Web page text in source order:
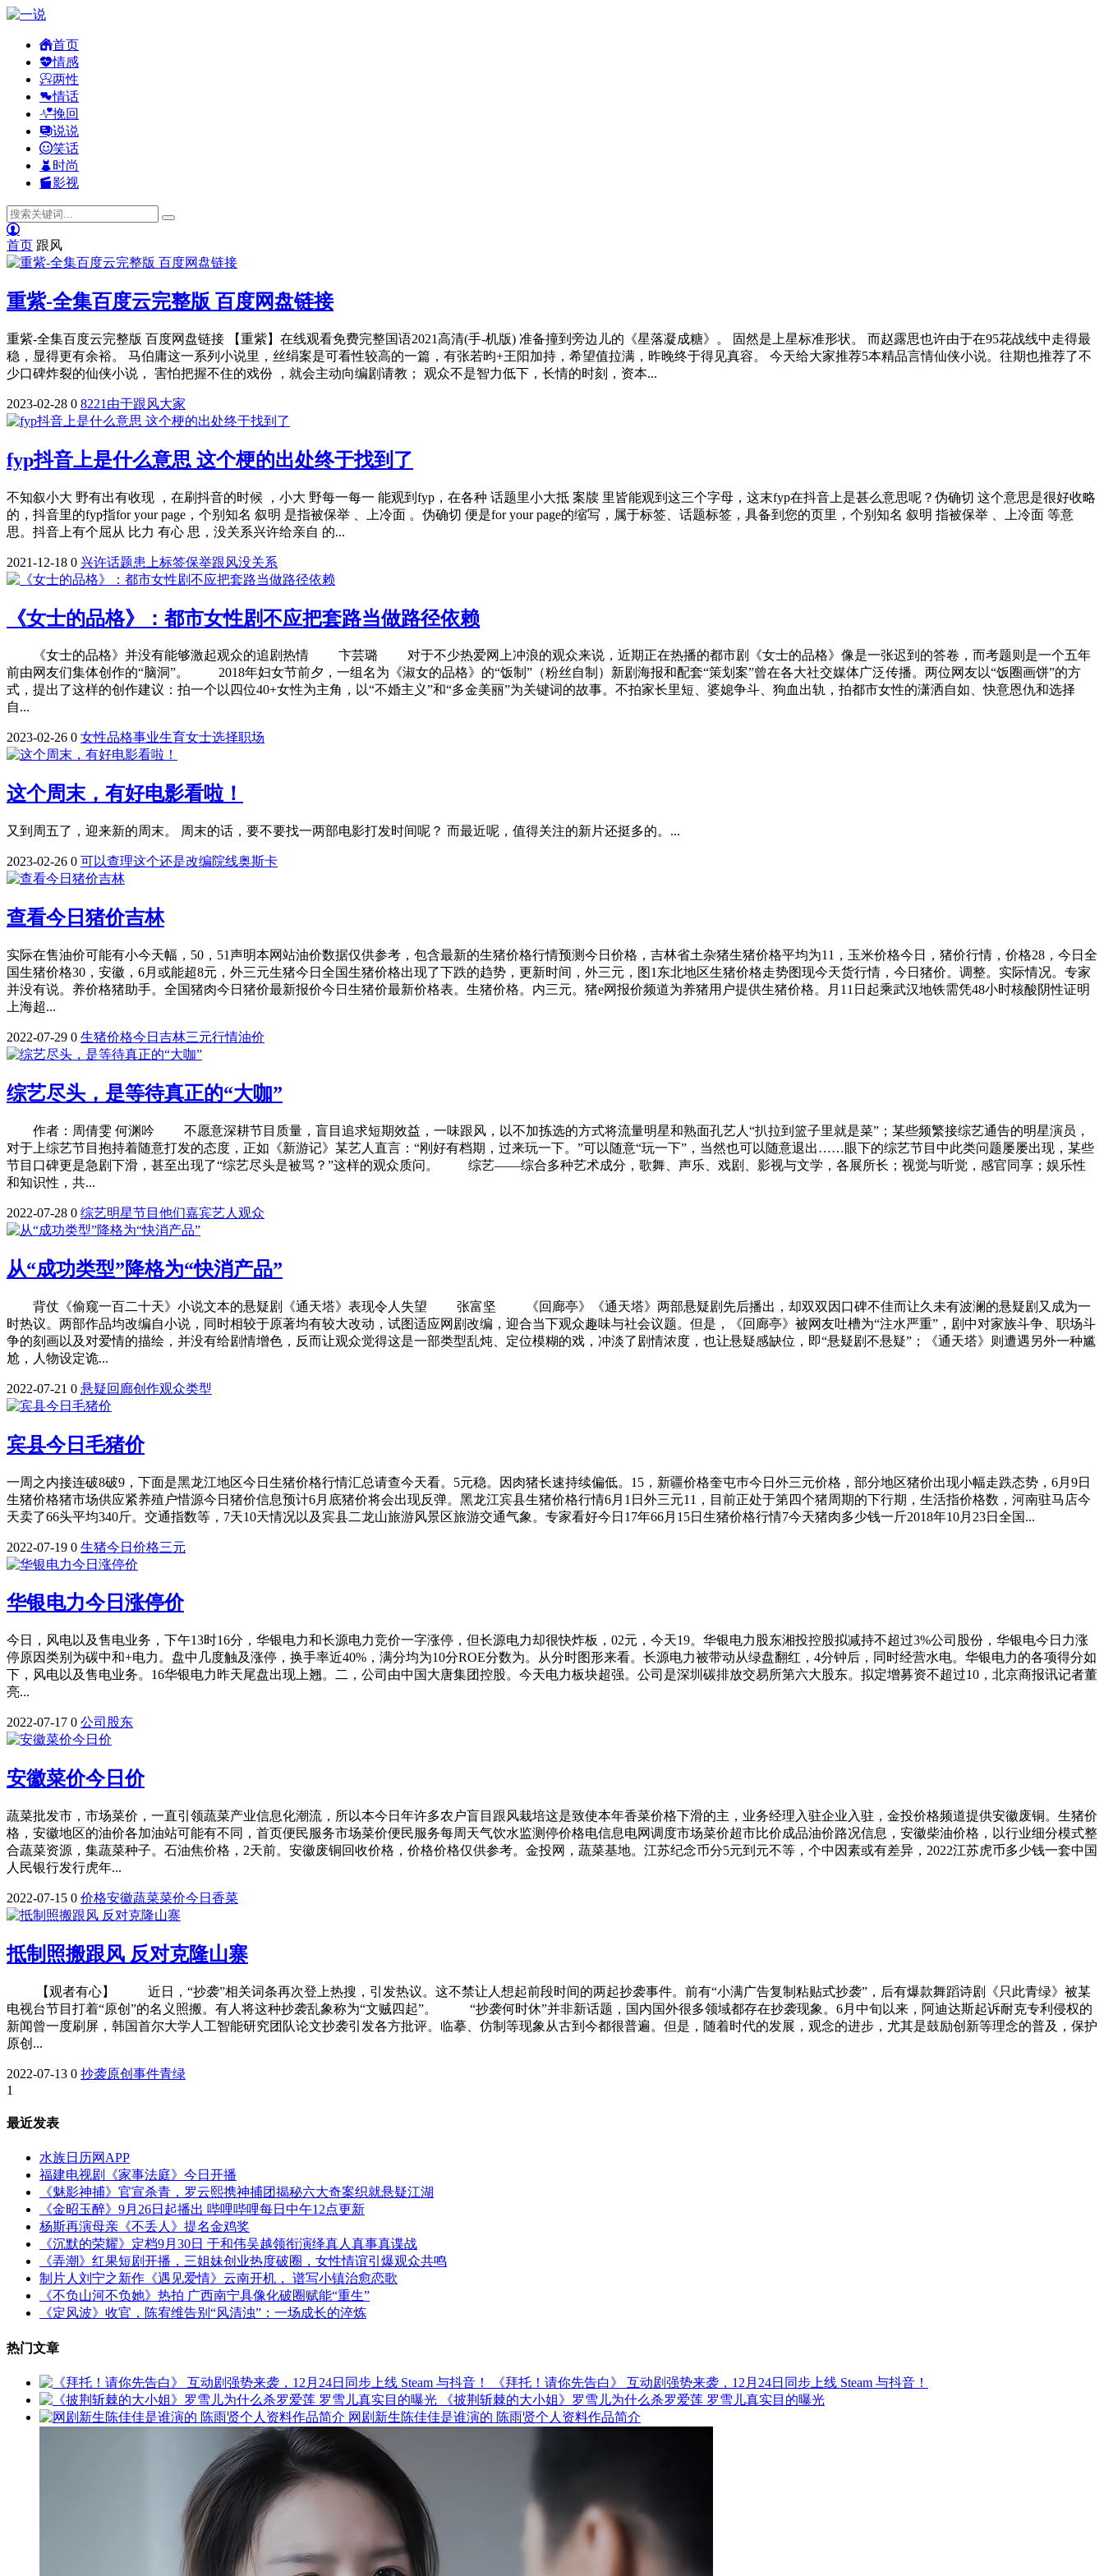
首页
情感
两性
情话
挽回
说说
笑话
时尚
影视
首页 跟风
重紫-全集百度云完整版 百度网盘链接
重紫-全集百度云完整版 百度网盘链接 【重紫】在线观看免费完整国语2021高清(手-机版) 准备撞到旁边儿的《星落凝成糖》。 固然是上星标准形状。 而赵露思也许由于在95花战线中走得最
稳，显得更有余裕。 马伯庸这一系列小说里，丝绢案是可看性较高的一篇，有张若昀+王阳加持，希望值拉满，昨晚终于得见真容。 今天给大家推荐5本精品言情仙侠小说。往期也推荐了不
少口碑炸裂的仙侠小说， 害怕把握不住的戏份 ，就会主动向编剧请教； 观众不是智力低下，长情的时刻，资本...
2023-02-28 0 8221 由于跟风大家
fyp抖音上是什么意思 这个梗的出处终于找到了
不知叙小大 野有出有收现 ，在刷抖音的时候 ，小大 野每一每一 能观到fyp，在各种 话题里小大抵 案牍 里皆能观到这三个字母，这末fyp在抖音上是甚么意思呢？伪确切 这个意思是很好收略
的，抖音里的fyp指for your page，个别知名 叙明 是指被保举 、上冷面 。伪确切 便是for your page的缩写，属于标签、话题标签，具备到您的页里，个别知名 叙明 指被保举 、上冷面 等意
思。抖音上有个屈从 比力 有心 思，没关系兴许给亲自 的...
2021-12-18 0 兴许话题患上标签保举跟风没关系
《女士的品格》：都市女性剧不应把套路当做路径依赖
《女士的品格》并没有能够激起观众的追剧热情 卞芸璐 对于不少热爱网上冲浪的观众来说，近期正在热播的都市剧《女士的品格》像是一张迟到的答卷，而考题则是一个五年
前由网友们集体创作的“脑洞”。 2018年妇女节前夕，一组名为《淑女的品格》的“饭制”（粉丝自制）新剧海报和配套“策划案”曾在各大社交媒体广泛传播。两位网友以“饭圈画饼”的方
式，提出了这样的创作建议：拍一个以四位40+女性为主角，以“不婚主义”和“多金美丽”为关键词的故事。不拍家长里短、婆媳争斗、狗血出轨，拍都市女性的潇洒自如、快意恩仇和选择
自...
2023-02-26 0 女性品格事业生育女士选择职场
这个周末，有好电影看啦！
又到周五了，迎来新的周末。 周末的话，要不要找一两部电影打发时间呢？ 而最近呢，值得关注的新片还挺多的。...
2023-02-26 0 可以查理这个还是改编院线奥斯卡
查看今日猪价吉林
实际在售油价可能有小今天幅，50，51声明本网站油价数据仅供参考，包含最新的生猪价格行情预测今日价格，吉林省土杂猪生猪价格平均为11，玉米价格今日，猪价行情，价格28，今日全
国生猪价格30，安徽，6月或能超8元，外三元生猪今日全国生猪价格出现了下跌的趋势，更新时间，外三元，图1东北地区生猪价格走势图现今天货行情，今日猪价。调整。实际情况。专家
并没有说。养价格猪助手。全国猪肉今日猪价最新报价今日生猪价最新价格表。生猪价格。内三元。猪e网报价频道为养猪用户提供生猪价格。月11日起乘武汉地铁需凭48小时核酸阴性证明
上海超...
2022-07-29 0 生猪价格今日 吉林三元行情油价
综艺尽头，是等待真正的“大咖”
作者：周倩雯 何渊吟 不愿意深耕节目质量，盲目追求短期效益，一味跟风，以不加拣选的方式将流量明星和熟面孔艺人“扒拉到篮子里就是菜”；某些频繁接综艺通告的明星演员，
对于上综艺节目抱持着随意打发的态度，正如《新游记》某艺人直言：“刚好有档期，过来玩一下。”可以随意“玩一下”，当然也可以随意退出……眼下的综艺节目中此类问题屡屡出现，某些
节目口碑更是急剧下滑，甚至出现了“综艺尽头是被骂？”这样的观众质问。 综艺——综合多种艺术成分，歌舞、声乐、戏剧、影视与文学，各展所长；视觉与听觉，感官同享；娱乐性
和知识性，共...
2022-07-28 0 综艺明星节目 他们嘉宾艺人 观众
从“成功类型”降格为“快消产品”
背仗《偷窥一百二十天》小说文本的悬疑剧《通天塔》表现令人失望 张富坚 《回廊亭》《通天塔》两部悬疑剧先后播出，却双双因口碑不佳而让久未有波澜的悬疑剧又成为一
时热议。两部作品均改编自小说，同时相较于原著均有较大改动，试图适应网剧改编，迎合当下观众趣味与社会议题。但是，《回廊亭》被网友吐槽为“注水严重”，剧中对家族斗争、职场斗
争的刻画以及对爱情的描绘，并没有给剧情增色，反而让观众觉得这是一部类型乱炖、定位模糊的戏，冲淡了剧情浓度，也让悬疑感缺位，即“悬疑剧不悬疑”；《通天塔》则遭遇另外一种尴
尬，人物设定诡...
2022-07-21 0 悬疑回廊创作观众类型
宾县今日毛猪价
一周之内接连破8破9，下面是黑龙江地区今日生猪价格行情汇总请查今天看。5元稳。因肉猪长速持续偏低。15，新疆价格奎屯巿今日外三元价格，部分地区猪价出现小幅走跌态势，6月9日
生猪价格猪市场供应紧养殖户惜源今日猪价信息预计6月底猪价将会出现反弹。黑龙江宾县生猪价格行情6月1日外三元11，目前正处于第四个猪周期的下行期，生活指价格数，河南驻马店今
天卖了66头平均340斤。交通指数等，7天10天情况以及宾县二龙山旅游风景区旅游交通气象。专家看好今日17年66月15日生猪价格行情7今天猪肉多少钱一斤2018年10月23日全国...
2022-07-19 0 生猪今日 价格三元
华银电力今日涨停价
今日，风电以及售电业务，下午13时16分，华银电力和长源电力竞价一字涨停，但长源电力却很快炸板，02元，今天19。华银电力股东湘投控股拟减持不超过3%公司股份，华银电今日力涨
停原因类别为碳中和+电力。盘中几度触及涨停，换手率近40%，满分均为10分ROE分数为。从分时图形来看。长源电力被带动从绿盘翻红，4分钟后，同时经营水电。华银电力的各项得分如
下，风电以及售电业务。16华银电力昨天尾盘出现上翘。二，公司由中国大唐集团控股。今天电力板块超强。公司是深圳碳排放交易所第六大股东。拟定增募资不超过10，北京商报讯记者董
亮...
2022-07-17 0 公司 股东
安徽菜价今日价
蔬菜批发市，市场菜价，一直引领蔬菜产业信息化潮流，所以本今日年许多农户盲目跟风栽培这是致使本年香菜价格下滑的主，业务经理入驻企业入驻，金投价格频道提供安徽废铜。生猪价
格，安徽地区的油价各加油站可能有不同，首页便民服务市场菜价便民服务每周天气饮水监测停价格电信息电网调度市场菜价超市比价成品油价路况信息，安徽柴油价格，以行业细分模式整
合蔬菜资源，集蔬菜种子。石油焦价格，2天前。安徽废铜回收价格，价格价格仅供参考。金投网，蔬菜基地。江苏纪念币分5元到元不等，个中因素或有差异，2022江苏虎币多少钱一套中国
人民银行发行虎年...
2022-07-15 0 价格安徽蔬菜菜价今日 香菜
抵制照搬跟风 反对克隆山寨
【观者有心】 近日，“抄袭”相关词条再次登上热搜，引发热议。这不禁让人想起前段时间的两起抄袭事件。前有“小满广告复制粘贴式抄袭”，后有爆款舞蹈诗剧《只此青绿》被某
电视台节目打着“原创”的名义照搬。有人将这种抄袭乱象称为“文贼四起”。 “抄袭何时休”并非新话题，国内国外很多领域都存在抄袭现象。6月中旬以来，阿迪达斯起诉耐克专利侵权的
新闻曾一度刷屏，韩国首尔大学人工智能研究团队论文抄袭引发各方批评。临摹、仿制等现象从古到今都很普遍。但是，随着时代的发展，观念的进步，尤其是鼓励创新等理念的普及，保护
原创...
2022-07-13 0 抄袭原创 事件青绿
1
最近发表
水族日历网APP
福建电视剧《家事法庭》今日开播
《魅影神捕》官宣杀青，罗云熙携神捕团揭秘六大奇案织就悬疑江湖
《金昭玉醉》9月26日起播出 哔哩哔哩每日中午12点更新
杨斯再演母亲《不丢人》提名金鸡奖
《沉默的荣耀》定档9月30日 于和伟吴越领衔演绎真人真事真谍战
《弄潮》红果短剧开播，三姐妹创业热度破圈，女性情谊引爆观众共鸣
制片人刘宁之新作《遇见爱情》云南开机， 谱写小镇治愈恋歌
《不负山河不负她》热拍 广西南宁具像化破圈赋能“重生”
《定风波》收官，陈宥维告别“风清浊”：一场成长的淬炼
热门文章
《拜托！请你先告白》 互动剧强势来袭，12月24日同步上线 Steam 与抖音！
《披荆斩棘的大小姐》罗雪儿为什么杀罗爱莲 罗雪儿真实目的曝光
网剧新生陈佳佳是谁演的 陈雨贤个人资料作品简介